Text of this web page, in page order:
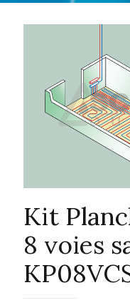
Kit
8 voies